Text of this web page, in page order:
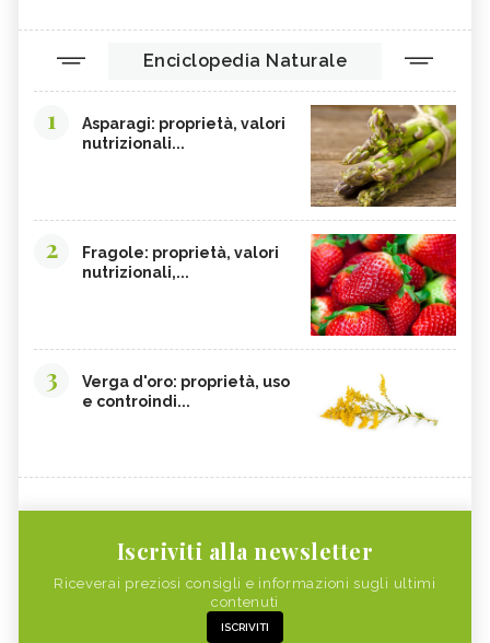
Enciclopedia Naturale
1
Asparagi: proprietà, valori
nutrizionali...
2
Fragole: proprietà, valori
nutrizionali,...
3
Verga d'oro: proprietà, uso
e controindi...
Iscriviti alla newsletter
Riceverai preziosi consigli e informazioni sugli ultimi
contenuti
ISCRIVITI